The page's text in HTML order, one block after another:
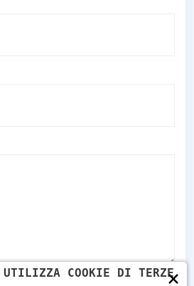
×
UTILIZZA COOKIE DI TERZE